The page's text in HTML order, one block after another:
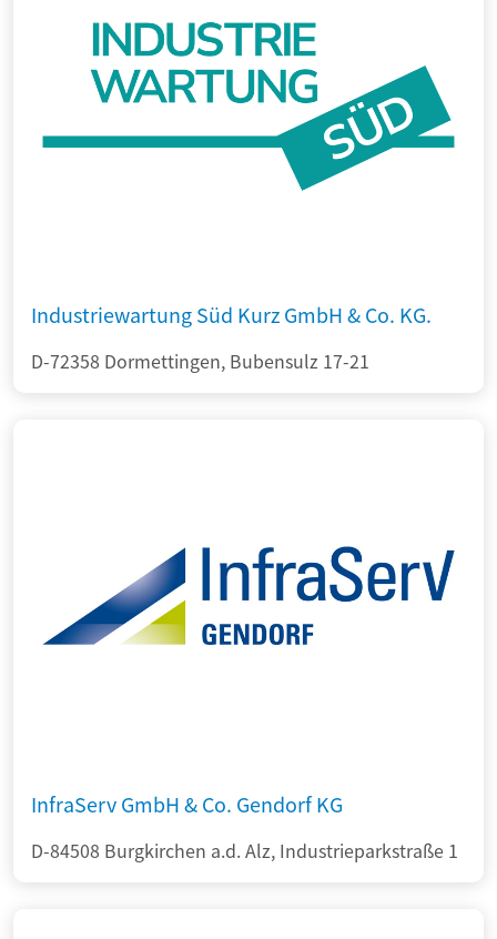
Industriewartung Süd Kurz GmbH & Co. KG.
D-72358 Dormettingen, Bubensulz 17-21
InfraServ GmbH & Co. Gendorf KG
D-84508 Burgkirchen a.d. Alz, Industrieparkstraße 1